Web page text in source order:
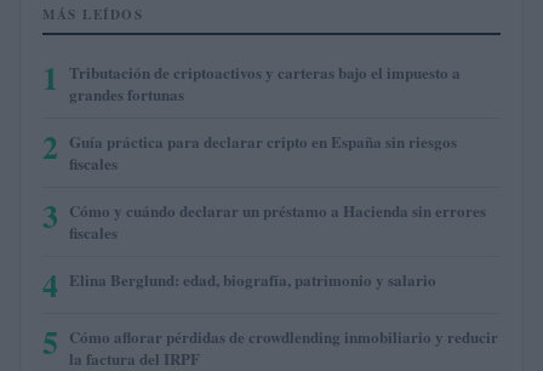
MÁS LEÍDOS
1 Tributación de criptoactivos y carteras bajo el impuesto a
grandes fortunas
2 Guía práctica para declarar cripto en España sin riesgos
fiscales
3 Cómo y cuándo declarar un préstamo a Hacienda sin errores
fiscales
4 Elina Berglund: edad, biografía, patrimonio y salario
5 Cómo aflorar pérdidas de crowdlending inmobiliario y reducir
la factura del IRPF